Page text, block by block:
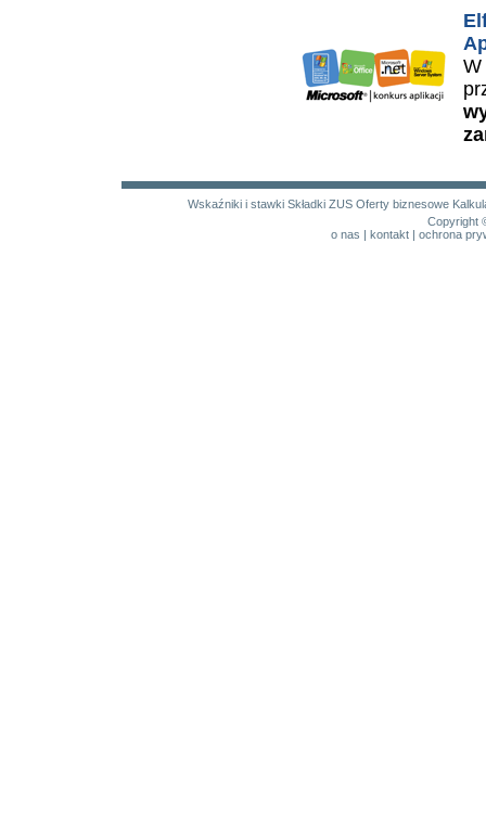
W
Wskaźniki i stawki Składki ZUS Oferty biznesowe
Copyright
o nas | kontakt| ochrona